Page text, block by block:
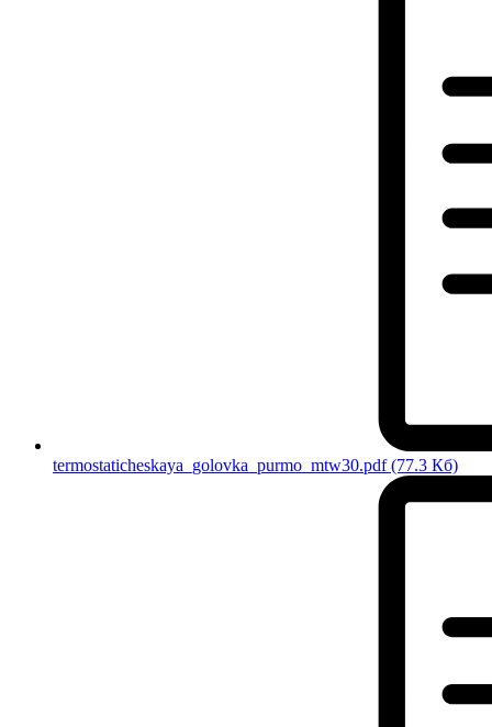
termostaticheskaya_golovka_purmo_mtw30.pdf(77.3 Кб)